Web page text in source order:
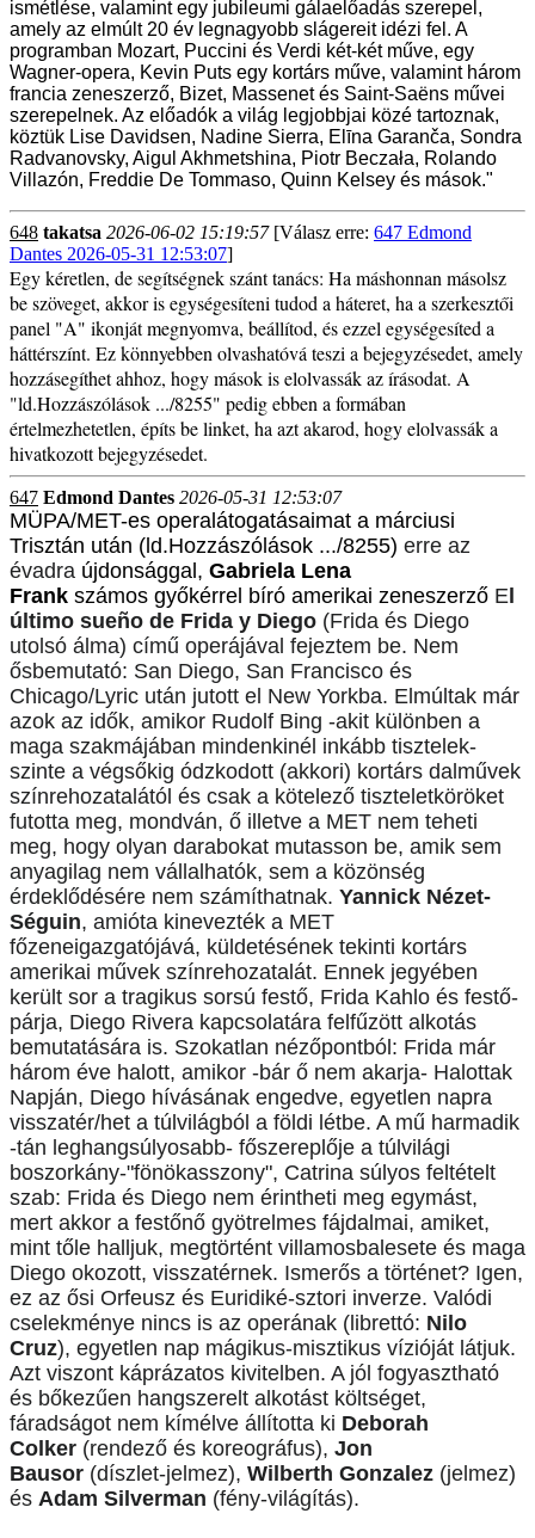
ismétlése, valamint egy jubileumi gálaelőadás szerepel,
amely az elmúlt 20 év legnagyobb slágereit idézi fel. A
programban Mozart, Puccini és Verdi két-két műve, egy
Wagner-opera, Kevin Puts egy kortárs műve, valamint három
francia zeneszerző, Bizet, Massenet és Saint-Saëns művei
szerepelnek. Az előadók a világ legjobbjai közé tartoznak,
köztük Lise Davidsen, Nadine Sierra, Elīna Garanča, Sondra
Radvanovsky, Aigul Akhmetshina, Piotr Beczała, Rolando
Villazón, Freddie De Tommaso, Quinn Kelsey és mások."
648 takatsa 2026-06-02 15:19:57[Válasz erre: 647 Edmond
Dantes 2026-05-31 12:53:07]
Egy kéretlen, de segítségnek szánt tanács: Ha máshonnan másolsz
be szöveget, akkor is egységesíteni tudod a háteret, ha a szerkesztői
panel "A" ikonját megnyomva, beállítod, és ezzel egységesíted a
háttérszínt. Ez könnyebben olvashatóvá teszi a bejegyzésedet, amely
hozzásegíthet ahhoz, hogy mások is elolvassák az írásodat. A
"ld.Hozzászólások .../8255" pedig ebben a formában
értelmezhetetlen, építs be linket, ha azt akarod, hogy elolvassák a
hivatkozott bejegyzésedet.
647 Edmond Dantes 2026-05-31 12:53:07
MÜPA/MET-es operalátogatásaimat a márciusi
Trisztán után (ld.Hozzászólások .../8255) erre az
évadra újdonsággal, Gabriela Lena
Frank számos győkérrel bíró amerikai zeneszerző El
último sueño de Frida y Diego (Frida és Diego
utolsó álma) című operájával fejeztem be. Nem
ősbemutató: San Diego, San Francisco és
Chicago/Lyric után jutott el New Yorkba. Elmúltak már
azok az idők, amikor Rudolf Bing -akit különben a
maga szakmájában mindenkinél inkább tisztelek-
szinte a végsőkig ódzkodott (akkori) kortárs dalművek
színrehozatalától és csak a kötelező tiszteletköröket
futotta meg, mondván, ő illetve a MET nem teheti
meg, hogy olyan darabokat mutasson be, amik sem
anyagilag nem vállalhatók, sem a közönség
érdeklődésére nem számíthatnak. Yannick Nézet-
Séguin, amióta kinevezték a MET
főzeneigazgatójává, küldetésének tekinti kortárs
amerikai művek színrehozatalát. Ennek jegyében
került sor a tragikus sorsú festő, Frida Kahlo és festő-
párja, Diego Rivera kapcsolatára felfűzött alkotás
bemutatására is. Szokatlan nézőpontból: Frida már
három éve halott, amikor -bár ő nem akarja- Halottak
Napján, Diego hívásának engedve, egyetlen napra
visszatér/het a túlvilágból a földi létbe. A mű harmadik
-tán leghangsúlyosabb- főszereplője a túlvilági
boszorkány-"fönökasszony", Catrina súlyos feltételt
szab: Frida és Diego nem érintheti meg egymást,
mert akkor a festőnő gyötrelmes fájdalmai, amiket,
mint tőle halljuk, megtörtént villamosbalesete és maga
Diego okozott, visszatérnek. Ismerős a történet? Igen,
ez az ősi Orfeusz és Euridiké-sztori inverze. Valódi
cselekménye nincs is az operának (librettó: Nilo
Cruz), egyetlen nap mágikus-misztikus vízióját látjuk.
Azt viszont káprázatos kivitelben. A jól fogyasztható
és bőkezűen hangszerelt alkotást költséget,
fáradságot nem kímélve állította ki Deborah
Colker (rendező és koreográfus), Jon
Bausor (díszlet-jelmez), Wilberth Gonzalez (jelmez)
és Adam Silverman (fény-világítás).